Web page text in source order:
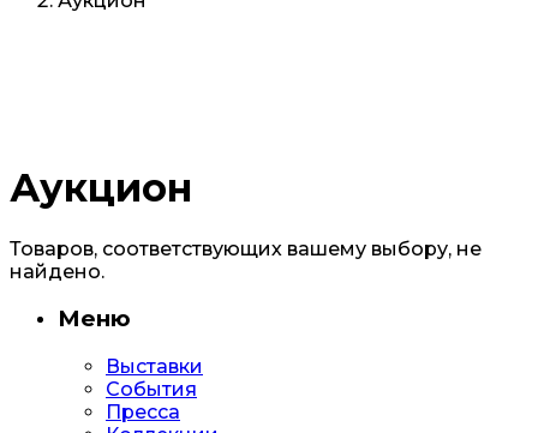
Аукцион
Товаров, соответствующих вашему выбору, не
найдено.
Меню
Выставки
События
Пресса